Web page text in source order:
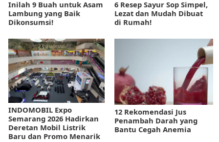
Inilah 9 Buah untuk Asam
Lambung yang Baik
Dikonsumsi!
6 Resep Sayur Sop Simpel,
Lezat dan Mudah Dibuat
di Rumah!
INDOMOBIL Expo
Semarang 2026 Hadirkan
Deretan Mobil Listrik
Baru dan Promo Menarik
12 Rekomendasi Jus
Penambah Darah yang
Bantu Cegah Anemia